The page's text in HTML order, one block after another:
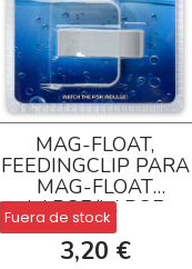
MAG-FLOAT,
FEEDINGCLIP PARA
MAG-FLOAT
LARGE/LARGE
PLUS
Fuera de stock
3,20 €